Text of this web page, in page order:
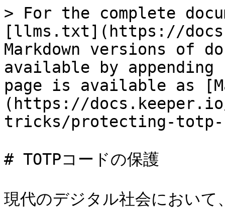
> For the complete
[llms.txt](https://
Markdown versions of
available by
page is available as
(https://
tricks/protecting-totp-
# TOTPコードの保護
現代のデジタル社会におい